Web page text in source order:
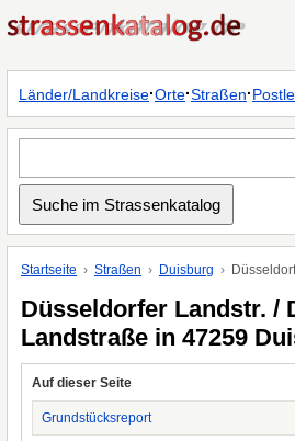
Länder/Landkreise·Orte·Straßen·
Startseite Straßen Duisburg
Düsseldorfer Landstr. /
Landstraße in 47259
Auf dieser Seite
Grundstücksreport